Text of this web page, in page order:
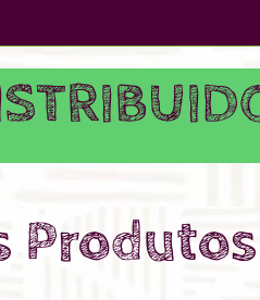
Produtos